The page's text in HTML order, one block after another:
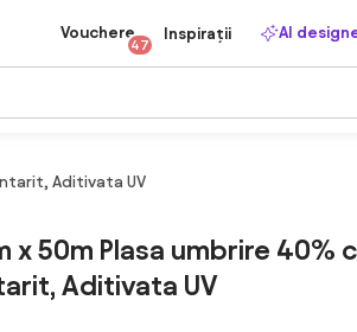
Vouchere
47
Inspirații AI
Aditivata UV
x 50m Plasa umbrire 40%
Aditivata UV